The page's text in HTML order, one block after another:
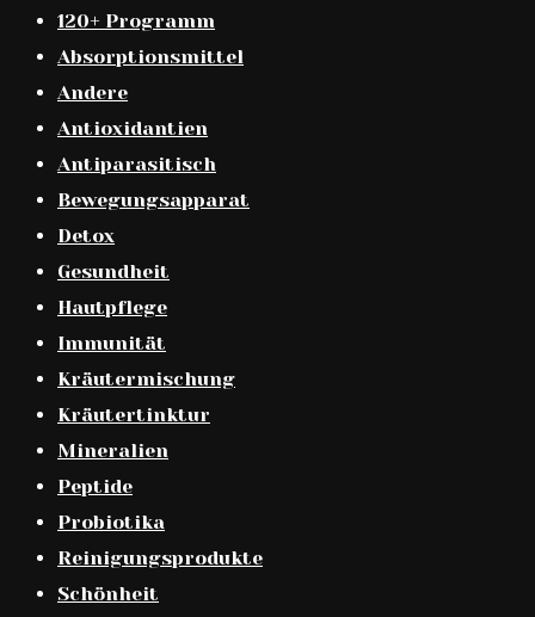
120+ Programm
Absorptionsmittel
Andere
Antioxidantien
Antiparasitisch
Bewegungsapparat
Detox
Gesundheit
Hautpflege
Immunität
Kräutermischung
Kräutertinktur
Mineralien
Peptide
Probiotika
Reinigungsprodukte
Schönheit